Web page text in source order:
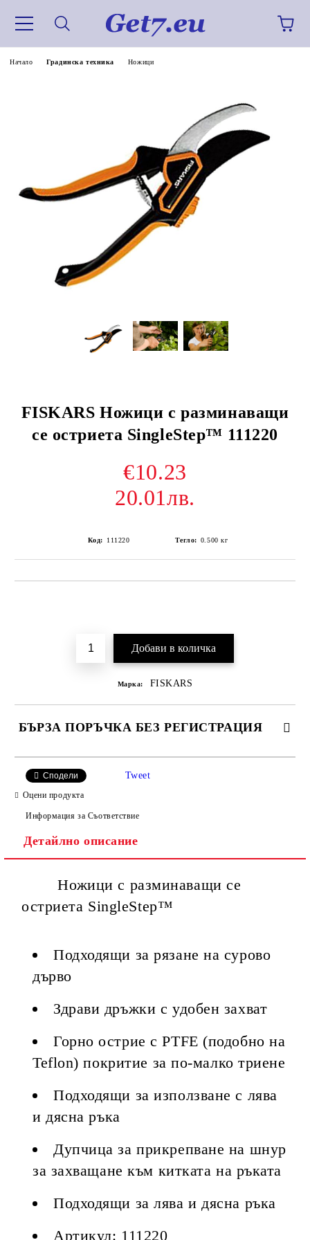
Начало Градинска техника Ножици
FISKARS Ножици с разминаващи
се остриета SingleStep™ 111220
€10.23
20.01лв.
Код: 111220 Тегло: 0.500 кг
Марка: FISKARS
БЪРЗА ПОРЪЧКА БЕЗ РЕГИСТРАЦИЯ
Ние ще се свържем с вас в рамките на работния ден, за
Сподели Tweet
Оцени продукта
Информация за Съответствие
Детайлно описание
Ножици с разминаващи се
остриета SingleStep™
Подходящи за рязане на сурово
дърво
Здрави дръжки с удобен захват
Горно острие с PTFE (подобно на
Teflon) покритие за по-малко триене
Подходящи за използване с лява
и дясна ръка
Дупчица за прикрепване на шнур
за захващане към китката на ръката
Подходящи за лява и дясна ръка
Артикул: 111220